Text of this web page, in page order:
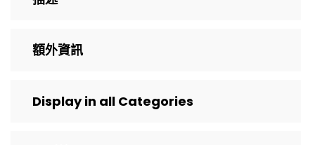
額外資訊
Display in all Categories